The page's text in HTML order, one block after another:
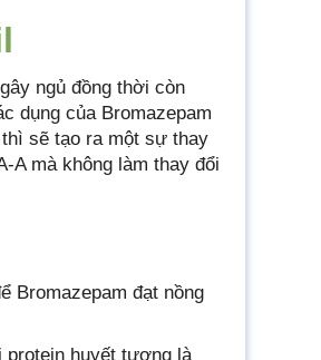
ngủ đồng thời còn
dụng của Bromazepam
sẽ tạo ra một sự thay
A mà không làm thay đổi
Bromazepam đạt nồng
protein huyết tương là